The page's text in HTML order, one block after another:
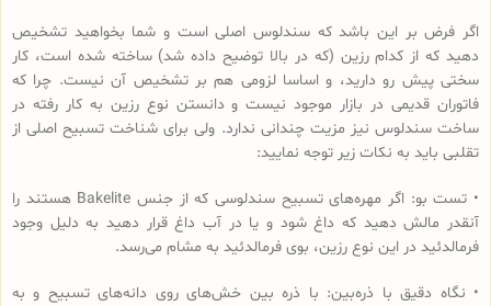
اگر فرض بر این باشد که سندلوس اصلی است و شما بخواهید تشخیص
دهید که از کدام رزین (که در بالا توضیح داده شد) ساخته شده است، کار
سختی پیش رو دارید، و اساسا لزومی هم بر تشخیص آن نیست. چرا که
فاتوران قدیمی در بازار موجود نیست و دانستن نوع رزین به کار رفته در
ساخت سندلوس نیز مزیت چندانی ندارد. ولی برای شناخت تسبیح اصلی از
تقلبی باید به نکات زیر توجه نمایید:
• تست بو: اگر مهره‌های تسبیح‌ سندلوسی که از جنس Bakelite هستند را
آنقدر مالش دهید که داغ شود و یا در آب داغ قرار دهید به دلیل وجود
فرمالدئید در این نوع رزین، بوی فرمالدئید به مشام می‌رسد.
• نگاه دقیق با ذره‌بین: با ذره بین خش‌های روی دانه‌های تسبیح و به